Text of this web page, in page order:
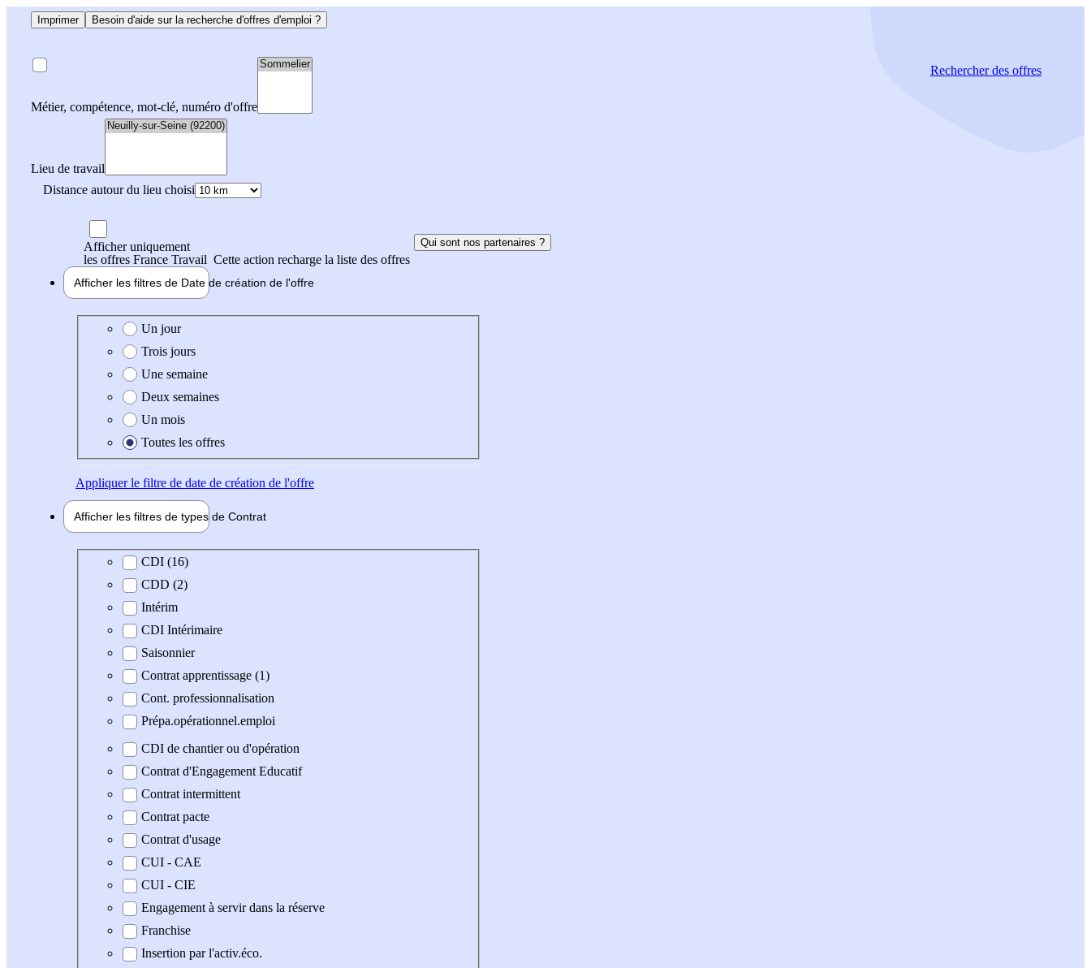
Imprimer Besoin d'aide sur la recherche d'offres d'emploi ?
Métier, compétence, mot-clé, numéro d'offre
Lieu de travail
Distance autour du lieu choisi
Rechercherdes offres
Afficher uniquement
les offres France Travail Cette action recharge la liste des offres
Qui sont nos partenaires ?
Afficher les filtres de Date de création de l'offre
Date de création de l'offre
Un jour
Trois jours
Une semaine
Deux semaines
Un mois
Toutes les offres
Appliquerle filtre de date de création de l'offre
Afficher les filtres de types de Contrat
Type de contratCDI (16)
CDD (2)
Intérim
CDI Intérimaire
Saisonnier
Contrat apprentissage (1)
Cont. professionnalisation
Prépa.opérationnel.emploi
CDI de chantier ou d'opération
Contrat d'Engagement Educatif
Contrat intermittent
Contrat pacte
Contrat d'usage
CUI - CAE
CUI - CIE
Engagement à servir dans la réserve
Franchise
Insertion par l'activ.éco.